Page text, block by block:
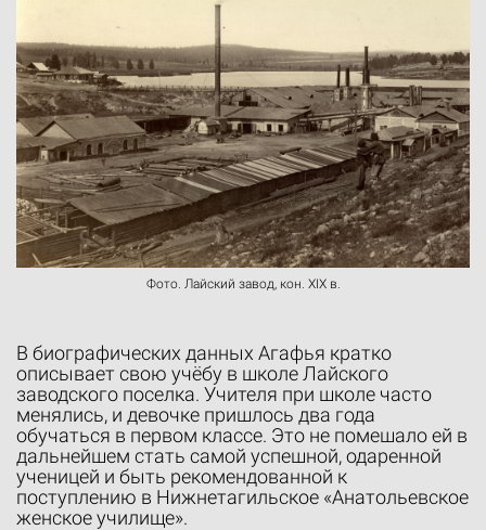
Фото. Лайский завод, кон. XIX в.
В биографических данных Агафья кратко
описывает свою учёбу в школе Лайского
заводского поселка. Учителя при школе часто
менялись, и девочке пришлось два года
обучаться в первом классе. Это не помешало ей в
дальнейшем стать самой успешной, одаренной
ученицей и быть рекомендованной к
поступлению в Нижнетагильское «Анатольевское
женское училище».